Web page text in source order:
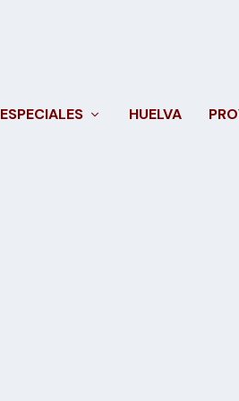
ESPECIALES HUELVA